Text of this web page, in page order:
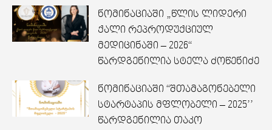
ნომინაციაში „წლის ლიდერი
ქალი რეპროდუქციულ
მედიცინაში – 2026“
წარდგენილია სტელა ძოწენიძე
ნომინაციაში “შთამაგონებელი
სტარტაპის მფლობელი – 2025’’
წარდგენილია თაკო